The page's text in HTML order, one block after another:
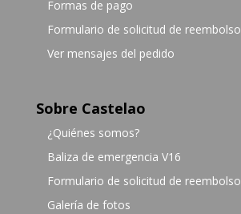
Formas de pago
Formulario de solicitud de reembolso
Ver mensajes del pedido
Sobre Castelao
¿Quiénes somos?
Baliza de emergencia V16
Formulario de solicitud de reembolso
Galería de fotos